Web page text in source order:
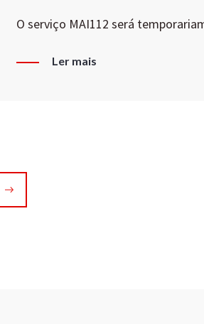
O serviço MAI112 será
Ler mais